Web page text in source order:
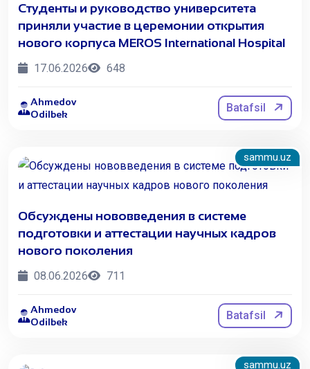
Студенты и руководство университета
приняли участие в церемонии открытия
нового корпуса MEROS International Hospital
17.06.2026 648
Ahmedov
Odilbek
Batafsil
sammu.uz
Обсуждены нововведения в системе
подготовки и аттестации научных кадров
нового поколения
08.06.2026 711
Ahmedov
Odilbek
Batafsil
sammu.uz